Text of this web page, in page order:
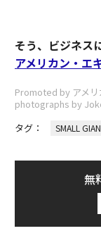
そう、ビジネス
アメリカン・エ
Promoted by アメ
photographs by
タグ：
SMALL
無